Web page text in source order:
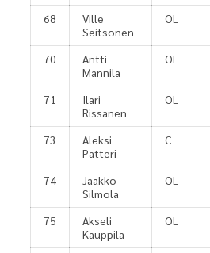
68
Ville
Seitsonen
OL
70
Antti
Mannila
OL
71
Ilari
Rissanen
OL
73
Aleksi
Patteri
C
74
Jaakko
Silmola
OL
75
Akseli
Kauppila
OL